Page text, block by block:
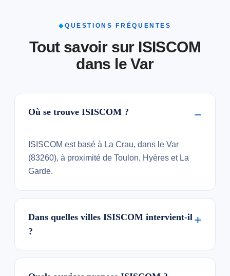
◆QUESTIONS FRÉQUENTES
Tout savoir sur ISISCOM
dans le Var
Où se trouve ISISCOM ?
ISISCOM est basé à La Crau, dans le Var
(83260), à proximité de Toulon, Hyères et La
Garde.
Dans quelles villes ISISCOM intervient-il
?